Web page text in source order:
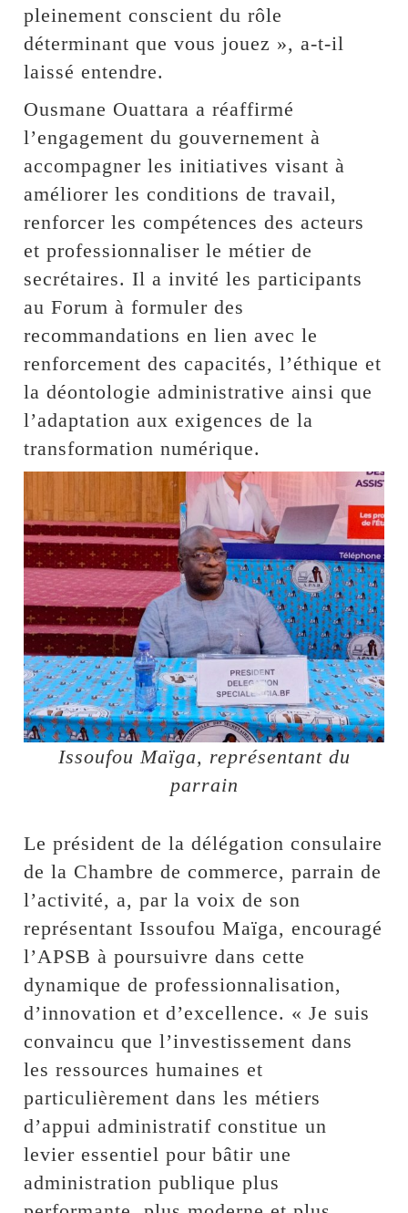
pleinement conscient du rôle
déterminant que vous jouez », a-t-il
laissé entendre.
Ousmane Ouattara a réaffirmé
l’engagement du gouvernement à
accompagner les initiatives visant à
améliorer les conditions de travail,
renforcer les compétences des acteurs
et professionnaliser le métier de
secrétaires. Il a invité les participants
au Forum à formuler des
recommandations en lien avec le
renforcement des capacités, l’éthique et
la déontologie administrative ainsi que
l’adaptation aux exigences de la
transformation numérique.
Issoufou Maïga, représentant du
parrain
Le président de la délégation consulaire
de la Chambre de commerce, parrain de
l’activité, a, par la voix de son
représentant Issoufou Maïga, encouragé
l’APSB à poursuivre dans cette
dynamique de professionnalisation,
d’innovation et d’excellence. « Je suis
convaincu que l’investissement dans
les ressources humaines et
particulièrement dans les métiers
d’appui administratif constitue un
levier essentiel pour bâtir une
administration publique plus